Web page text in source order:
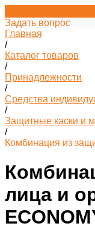
Задать вопрос
Главная
/
Каталог товаров
/
Принадлежности
/
Средства
/
Защитные каски и
/
Комбинация из
лица и